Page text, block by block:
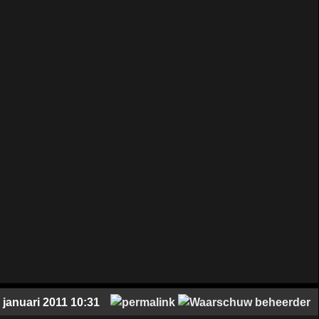
januari 2011 10:31